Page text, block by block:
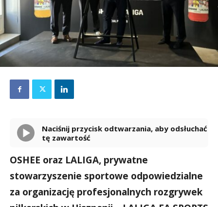
Naciśnij przycisk odtwarzania, aby odsłuchać
tę zawartość
OSHEE oraz LALIGA, prywatne
stowarzyszenie sportowe odpowiedzialne
za organizację profesjonalnych rozgrywek